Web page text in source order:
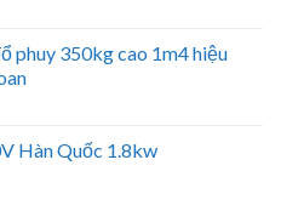
phuy 350kg cao 1m4 hiệu
Hàn Quốc 1.8kw